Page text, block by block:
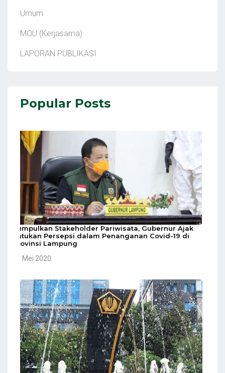
Umum
MOU (Kerjasama)
LAPORAN PUBLIKASI
Popular Posts
Kumpulkan Stakeholder Pariwisata, Gubernur Ajak
Satukan Persepsi dalam Penanganan Covid-19 di
Provinsi Lampung
10 Mei 2020